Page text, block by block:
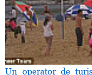
Un operator de